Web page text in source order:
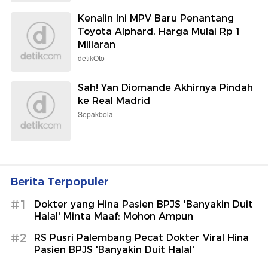
Kenalin Ini MPV Baru Penantang
Toyota Alphard, Harga Mulai Rp 1
Miliaran
detikOto
Sah! Yan Diomande Akhirnya Pindah
ke Real Madrid
Sepakbola
Berita Terpopuler
#1
Dokter yang Hina Pasien BPJS 'Banyakin Duit
Halal' Minta Maaf: Mohon Ampun
#2
RS Pusri Palembang Pecat Dokter Viral Hina
Pasien BPJS 'Banyakin Duit Halal'